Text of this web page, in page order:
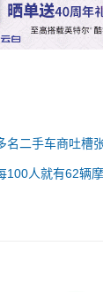
名二手车商吐槽
100人就有62辆